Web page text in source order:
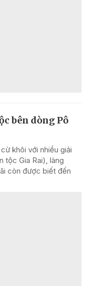
bên dòng Pô
khôi với nhiều giải
tộc Gia Rai), làng
còn được biết đến